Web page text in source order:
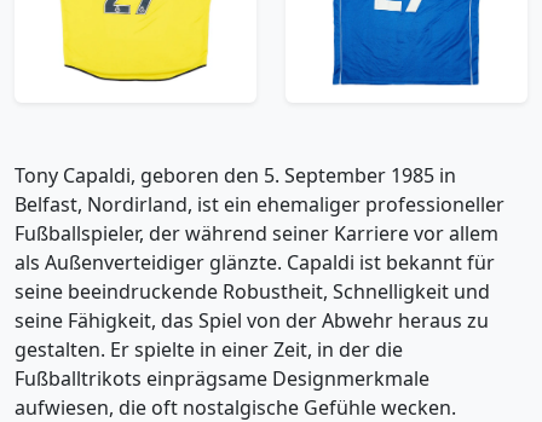
149.99£ · ca. €177
Trikot kaufen
119.99£ · ca. €142
Trikot kaufen
Tony Capaldi, geboren den 5. September 1985 in
Belfast, Nordirland, ist ein ehemaliger professioneller
Fußballspieler, der während seiner Karriere vor allem
als Außenverteidiger glänzte. Capaldi ist bekannt für
seine beeindruckende Robustheit, Schnelligkeit und
seine Fähigkeit, das Spiel von der Abwehr heraus zu
gestalten. Er spielte in einer Zeit, in der die
Fußballtrikots einprägsame Designmerkmale
aufwiesen, die oft nostalgische Gefühle wecken.